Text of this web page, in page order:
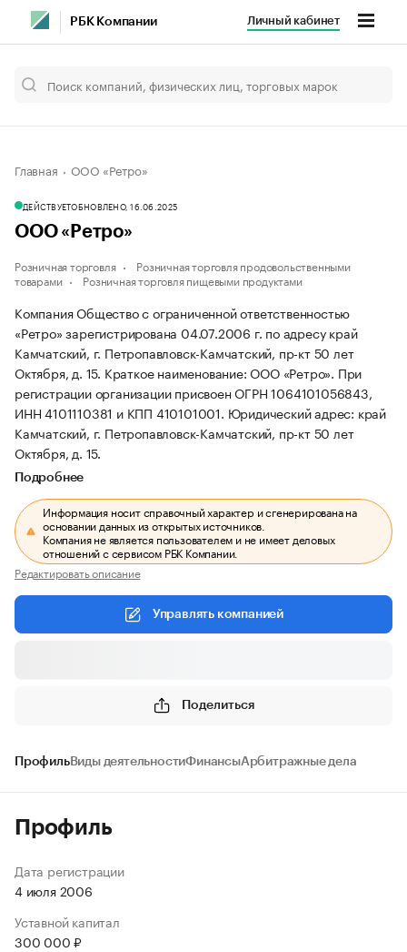
РБК Компании Личный кабинет
Главная ООО «Ретро»
ДЕЙСТВУЕТОБНОВЛЕНО, 16.06.2025
ООО «Ретро»
Розничная торговля
Розничная торговля продовольственными
товарами
Розничная торговля пищевыми продуктами
Компания Общество с ограниченной ответственностью
«Ретро» зарегистрирована 04.07.2006 г. по адресу край
Камчатский, г. Петропавловск-Камчатский, пр-кт 50 лет
Октября, д. 15. Краткое наименование: ООО «Ретро». При
регистрации организации присвоен ОГРН 1064101056843,
ИНН 4101110381 и КПП 410101001. Юридический адрес: край
Камчатский, г. Петропавловск-Камчатский, пр-кт 50 лет
Октября, д. 15.
Подробнее
Информация носит справочный характер и сгенерирована на
основании данных из открытых источников.
Компания не является пользователем и не имеет деловых
отношений с сервисом РБК Компании.
Редактировать описание
Управлять компанией
Поделиться
ПрофильВиды деятельностиФинансыАрбитражные дела
Профиль
Дата регистрации
4 июля 2006
Уставной капитал
300 000 ₽